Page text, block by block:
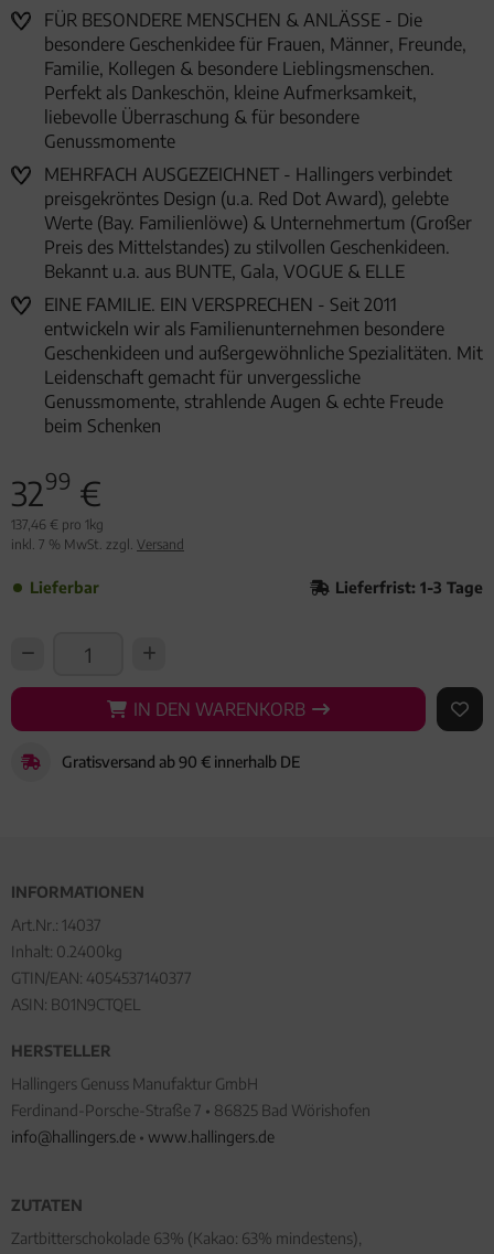
FÜR BESONDERE MENSCHEN & ANLÄSSE - Die
besondere Geschenkidee für Frauen, Männer, Freunde,
Familie, Kollegen & besondere Lieblingsmenschen.
Perfekt als Dankeschön, kleine Aufmerksamkeit,
liebevolle Überraschung & für besondere
Genussmomente
MEHRFACH AUSGEZEICHNET - Hallingers verbindet
preisgekröntes Design (u.a. Red Dot Award), gelebte
Werte (Bay. Familienlöwe) & Unternehmertum (Großer
Preis des Mittelstandes) zu stilvollen Geschenkideen.
Bekannt u.a. aus BUNTE, Gala, VOGUE & ELLE
EINE FAMILIE. EIN VERSPRECHEN - Seit 2011
entwickeln wir als Familienunternehmen besondere
Geschenkideen und außergewöhnliche Spezialitäten. Mit
Leidenschaft gemacht für unvergessliche
Genussmomente, strahlende Augen & echte Freude
beim Schenken
3299 €
137,46 € pro 1kg
inkl. 7 % MwSt. zzgl. Versand
Lieferbar Lieferfrist: 1-3 Tage
IN DEN WARENKORB
IN DEN WARENKORB AUF
Gratisversand ab 90 € innerhalb DE
INFORMATIONEN
Art.Nr.: 14037
Inhalt: 0.2400kg
GTIN/EAN: 4054537140377
ASIN: B01N9CTQEL
HERSTELLER
Hallingers Genuss Manufaktur GmbH
Ferdinand-Porsche-Straße 7 • 86825 Bad Wörishofen
info@hallingers.de • www.hallingers.de
ZUTATEN
Zartbitterschokolade 63% (Kakao: 63% mindestens),